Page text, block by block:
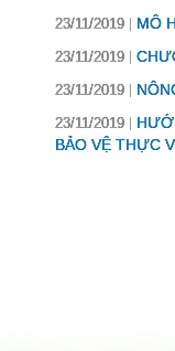
23/11/2019 MÔ
23/11/2019
23/11/2019
23/11/2019
BẢO VỆ THỰC